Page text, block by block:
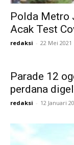
Polda Metro
Acak Test
redaksi - 22 Mei 2021
Parade 12
perdana
redaksi - 12 Januari